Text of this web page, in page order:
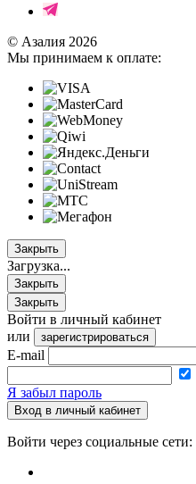
© Азалия 2026
Мы принимаем к оплате:
Закрыть
Загрузка...
Закрыть
Закрыть
Войти в личный кабинет
или
зарегистрироваться
E-mail
Я забыл пароль
Вход в личный кабинет
Войти через социальные сети: